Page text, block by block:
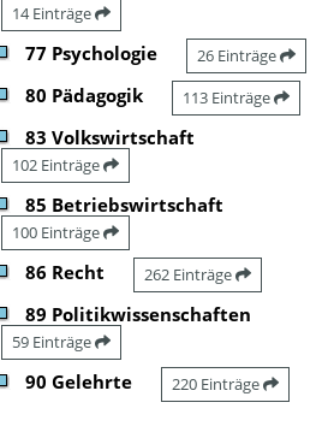
14 Einträge
77 Psychologie 26 Einträge
80 Pädagogik 113 Einträge
83 Volkswirtschaft
102 Einträge
85 Betriebswirtschaft
100 Einträge
86 Recht 262 Einträge
89 Politikwissenschaften
59 Einträge
90 Gelehrte 220 Einträge